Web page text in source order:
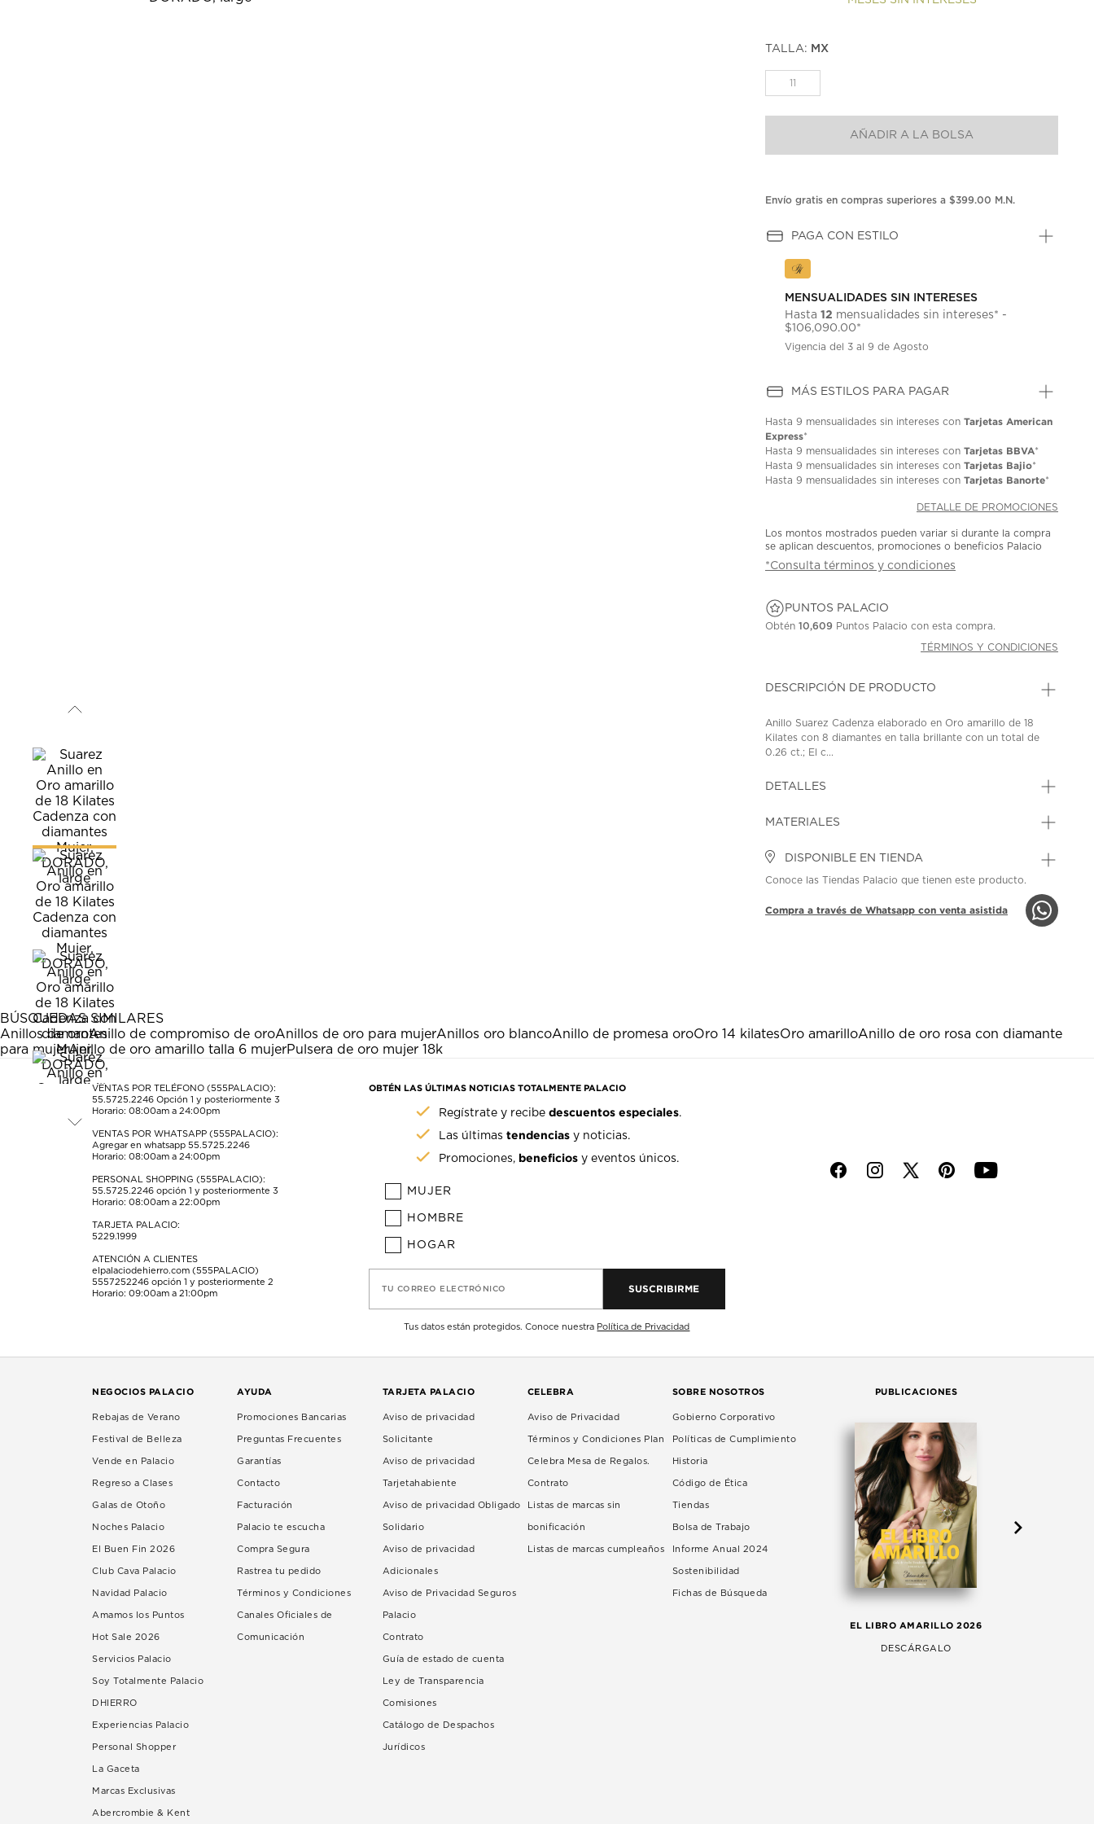
TALLA: MX
11
AÑADIR A LA BOLSA
Envío gratis en compras superiores a $399.00 M.N.
PAGA CON ESTILO
MENSUALIDADES SIN INTERESES
Hasta12 mensualidades sin intereses* -
$106,090.00*
Vigencia del 3 al 9 de Agosto
MÁS ESTILOS PARA PAGAR
Hasta9 mensualidades sin intereses conTarjetas American
Express*
Hasta9 mensualidades sin intereses conTarjetas BBVA*
Hasta9 mensualidades sin intereses conTarjetas Bajio*
Hasta9 mensualidades sin intereses conTarjetas Banorte*
DETALLE DE PROMOCIONES
Los montos mostrados pueden variar si durante la compra
se aplican descuentos, promociones o beneficios Palacio
*Consulta términos y condiciones
PUNTOS PALACIO
Obtén10,609 Puntos Palacio con esta compra.
TÉRMINOS Y CONDICIONES
DESCRIPCIÓN DE PRODUCTO
Anillo Suarez Cadenza elaborado en Oro amarillo de 18
Kilates con 8 diamantes en talla brillante con un total de
0.26 ct.; El c...
DETALLES
MATERIALES
DISPONIBLE EN TIENDA
Conoce las Tiendas Palacio que tienen este producto.
Compra a través de Whatsapp con venta asistida
BÚSQUEDAS SIMILARES
Anillos de oroAnillo de compromiso de oroAnillos de oro para mujerAnillos oro blancoAnillo de promesa oroOro 14 kilatesOro amarilloAnillo de oro rosa con diamante
para mujerAnillo de oro amarillo talla 6 mujerPulsera de oro mujer 18k
VENTAS POR TELÉFONO (555PALACIO):
55.5725.2246 Opción 1 y posteriormente 3
Horario: 08:00am a 24:00pm
VENTAS POR WHATSAPP (555PALACIO):
Agregar en whatsapp 55.5725.2246
Horario: 08:00am a 24:00pm
PERSONAL SHOPPING (555PALACIO):
55.5725.2246 opción 1 y posteriormente 3
Horario: 08:00am a 22:00pm
TARJETA PALACIO:
5229.1999
ATENCIÓN A CLIENTES
elpalaciodehierro.com (555PALACIO)
5557252246 opción 1 y posteriormente 2
Horario: 09:00am a 21:00pm
OBTÉN LAS ÚLTIMAS NOTICIAS TOTALMENTE PALACIO
Regístrate y recibedescuentos especiales.
Las últimastendencias y noticias.
Promociones, beneficios y eventos únicos.
MUJER
HOMBRE
HOGAR
TU CORREO ELECTRÓNICO SUSCRIBIRME
Tus datos están protegidos. Conoce nuestra Política de Privacidad
f i p y
NEGOCIOS PALACIO
Rebajas de Verano
Festival de Belleza
Vende en Palacio
Regreso a Clases
Galas de Otoño
Noches Palacio
El Buen Fin 2026
Club Cava Palacio
Navidad Palacio
Amamos los Puntos
Hot Sale 2026
Servicios Palacio
Soy Totalmente Palacio
DHIERRO
Experiencias Palacio
Personal Shopper
La Gaceta
Marcas Exclusivas
Abercrombie & Kent
AYUDA
Promociones Bancarias
Preguntas Frecuentes
Garantías
Contacto
Facturación
Palacio te escucha
Compra Segura
Rastrea tu pedido
Términos y Condiciones
Canales Oficiales de
Comunicación
TARJETA PALACIO
Aviso de privacidad
Solicitante
Aviso de privacidad
Tarjetahabiente
Aviso de privacidad Obligado
Solidario
Aviso de privacidad
Adicionales
Aviso de Privacidad Seguros
Palacio
Contrato
Guía de estado de cuenta
Ley de Transparencia
Comisiones
Catálogo de Despachos
Jurídicos
CELEBRA
Aviso de Privacidad
Términos y Condiciones Plan
Celebra Mesa de Regalos.
Contrato
Listas de marcas sin
bonificación
Listas de marcas cumpleaños
SOBRE NOSOTROS
Gobierno Corporativo
Políticas de Cumplimiento
Historia
Código de Ética
Tiendas
Bolsa de Trabajo
Informe Anual 2024
Sostenibilidad
Fichas de Búsqueda
PUBLICACIONES
EL LIBRO AMARILLO 2026
DESCÁRGALO